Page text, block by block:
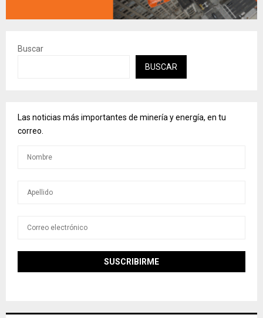
Buscar
BUSCAR
Las noticias más importantes de minería y energía, en tu
correo.